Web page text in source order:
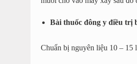
Bài thuốc đông y điều trị
Chuẩn bị nguyên liệu 10 – 15